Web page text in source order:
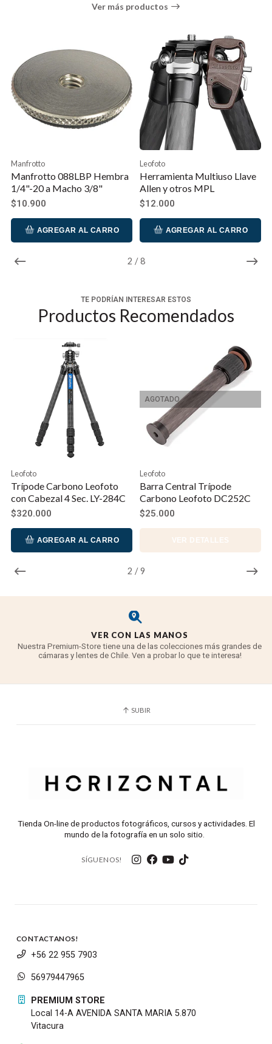
Ver más productos
2 / 8
Manfrotto
Manfrotto 088LBP Hembra
1/4"-20 a Macho 3/8"
$10.900
AGREGAR AL CARRO
Leofoto
Herramienta Multiuso Llave
Allen y otros MPL
$12.000
AGREGAR AL CARRO
TE PODRÍAN INTERESAR ESTOS
Productos Recomendados
2 / 9
Leofoto
Trípode Carbono Leofoto
con Cabezal 4 Sec. LY-284C
$320.000
AGREGAR AL CARRO
AGOTADO
Leofoto
Barra Central Trípode
Carbono Leofoto DC252C
$25.000
VER DETALLES
VER CON LAS MANOS
Nuestra Premium-Store tiene una de las colecciones más grandes de
cámaras y lentes de Chile. Ven a probar lo que te interesa!
SUBIR
Tienda On-line de productos fotográficos, cursos y actividades. El
mundo de la fotografía en un solo sitio.
SÍGUENOS!
CONTACTANOS!
+56 22 955 7903
56979447965
PREMIUM STORE
Local 14-A AVENIDA SANTA MARIA 5.870
Vitacura